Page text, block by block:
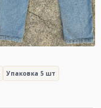
Упаковка 5 шт